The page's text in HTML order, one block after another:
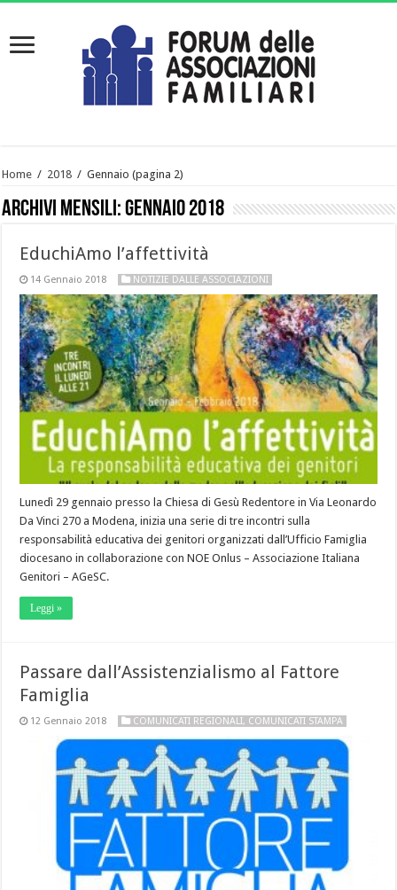
Home / 2018 / Gennaio (pagina 2)
Archivi mensili:Gennaio 2018
EduchiAmo l’affettività
14 Gennaio 2018 NOTIZIE DALLE ASSOCIAZIONI
Lunedì 29 gennaio presso la Chiesa di Gesù Redentore in Via Leonardo
Da Vinci 270 a Modena, inizia una serie di tre incontri sulla
responsabilità educativa dei genitori organizzati dall’Ufficio Famiglia
diocesano in collaborazione con NOE Onlus – Associazione Italiana
Genitori – AGeSC.
Leggi »
Passare dall’Assistenzialismo al Fattore
Famiglia
12 Gennaio 2018 COMUNICATI REGIONALI, COMUNICATI STAMPA